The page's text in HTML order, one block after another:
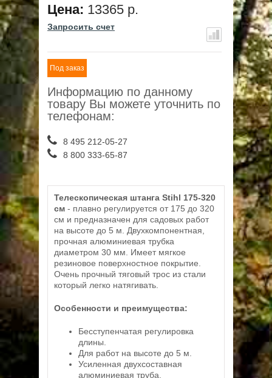
Цена: 13365 р.
Запросить счет
Под заказ
Информацию по данному
товару Вы можете уточнить по
телефонам:
8 495 212-05-27
8 800 333-65-87
Телескопическая штанга Stihl 175-320
см - плавно регулируется от 175 до 320
см и предназначен для садовых работ
на высоте до 5 м. Двухкомпонентная,
прочная алюминиевая трубка
диаметром 30 мм. Имеет мягкое
резиновое поверхностное покрытие.
Очень прочный тяговый трос из стали
который легко натягивать.
Особенности и преимущества:
Бесступенчатая регулировка
длины.
Для работ на высоте до 5 м.
Усиленная двухсоставная
алюминиевая труба.